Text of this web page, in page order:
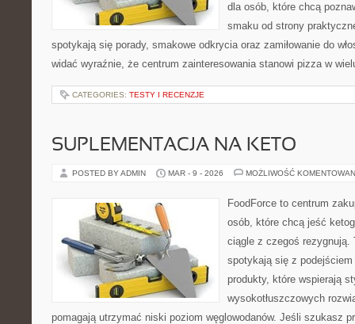
dla osób, które chcą
smaku od strony
spotykają się porady, smakowe odkrycia oraz zamiłowanie do
widać wyraźnie, że centrum zainteresowania stanowi pizza w
CATEGORIES: TESTY I RECENZJE
SUPLEMENTACJA NA KETO
POSTED BY ADMIN MAR - 9 - 2026 MOŻLIWOŚĆ
FoodForce to centrum
osób, które chcą jeść
ciągle z czegoś
spotykają się z
produkty, które wspierają
wysokotłuszczowych
pomagają utrzymać niski poziom węglowodanów. Jeśli szukasz